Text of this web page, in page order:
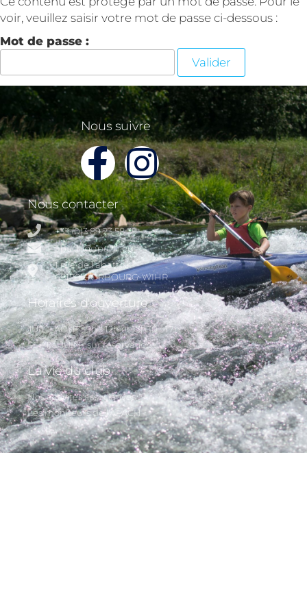
voir, veuillez saisir votre mot de passe ci-dessous :
Mot de passe :
Nous suivre
Nous contacter
+33 (0)3 89 23 58 39
apach@apach.eu
1 rue de l’abattoir
68180 HORBOURG-WIHR
Horaires d'ouverture
JUIL - AOÛT : 9h - 12h et 13h30 - 17h
SEPT à JUIN : sur réservation
La vie du club
Nos activités associatives
Les moniteurs de l'APACH